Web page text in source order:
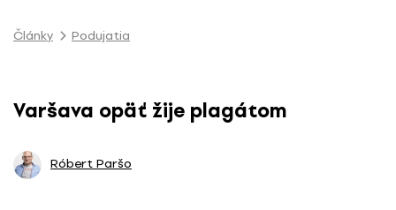
Články Podujatia
Varšava opäť žije plagátom
Róbert Paršo